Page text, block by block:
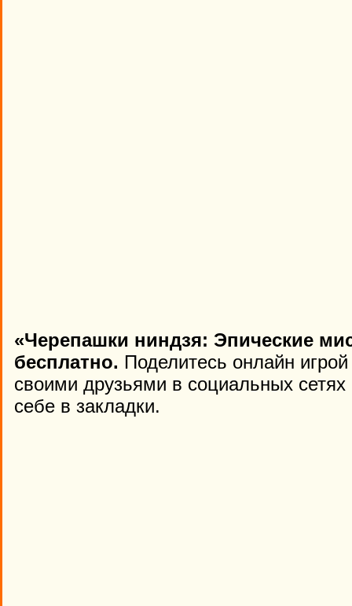
«Черепашки ниндзя: Эпические
бесплатно. Поделитесь онлайн
своими друзьями в социальных сетях
себе в закладки.